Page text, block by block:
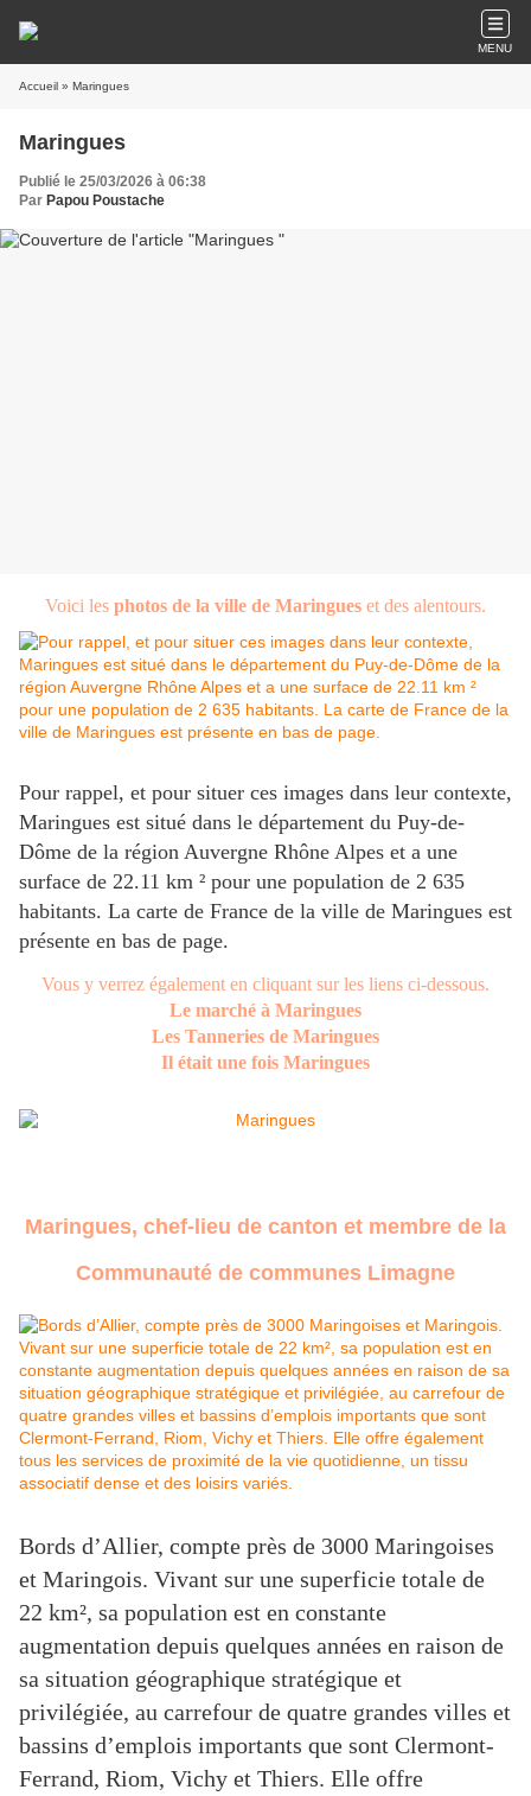
MENU
Accueil » Maringues
Maringues
Publié le 25/03/2026 à 06:38
Par Papou Poustache
Voici les photos de la ville de Maringues et des alentours.
Pour rappel, et pour situer ces images dans leur contexte,
Maringues est situé dans le département du Puy-de-
Dôme de la région Auvergne Rhône Alpes et a une
surface de 22.11 km ² pour une population de 2 635
habitants. La carte de France de la ville de Maringues est
présente en bas de page.
Vous y verrez également en cliquant sur les liens ci-dessous.
Le marché à Maringues
Les Tanneries de Maringues
Il était une fois Maringues
Maringues, chef-lieu de canton et membre de la
Communauté de communes Limagne
Bords d’Allier, compte près de 3000 Maringoises
et Maringois. Vivant sur une superficie totale de
22 km², sa population est en constante
augmentation depuis quelques années en raison de
sa situation géographique stratégique et
privilégiée, au carrefour de quatre grandes villes et
bassins d’emplois importants que sont Clermont-
Ferrand, Riom, Vichy et Thiers. Elle offre